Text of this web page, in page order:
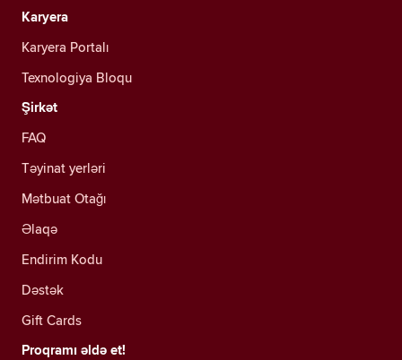
Karyera
Karyera Portalı
Texnologiya Bloqu
Şirkət
FAQ
Təyinat yerləri
Mətbuat Otağı
Əlaqə
Endirim Kodu
Dəstək
Gift Cards
Proqramı əldə et!